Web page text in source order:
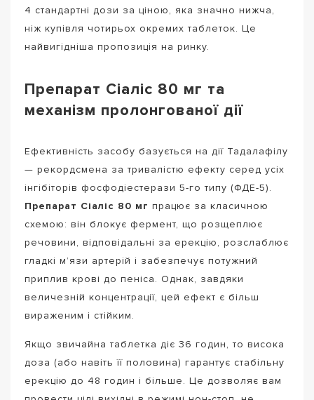
4 стандартні дози за ціною, яка значно нижча,
ніж купівля чотирьох окремих таблеток. Це
найвигідніша пропозиція на ринку.
Препарат Сіаліс 80 мг та
механізм пролонгованої дії
Ефективність засобу базується на дії Тадалафілу
— рекордсмена за тривалістю ефекту серед усіх
інгібіторів фосфодіестерази 5-го типу (ФДЕ-5).
Препарат Сіаліс 80 мг працює за класичною
схемою: він блокує фермент, що розщеплює
речовини, відповідальні за ерекцію, розслаблює
гладкі м’язи артерій і забезпечує потужний
приплив крові до пеніса. Однак, завдяки
величезній концентрації, цей ефект є більш
вираженим і стійким.
Якщо звичайна таблетка діє 36 годин, то висока
доза (або навіть її половина) гарантує стабільну
ерекцію до 48 годин і більше. Це дозволяє вам